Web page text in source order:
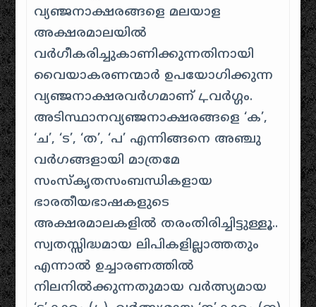
വ്യഞ്ജനാക്ഷരങ്ങളെ മലയാള
അക്ഷരമാലയിൽ
വർഗീകരിച്ചുകാണിക്കുന്നതിനായി
വൈയാകരണന്മാർ ഉപയോഗിക്കുന്ന
വ്യഞ്ജനാക്ഷരവർഗമാണ് ഺവർഗ്ഗം.
അടിസ്ഥാനവ്യഞ്ജനാക്ഷരങ്ങളെ ‘ക’,
‘ച’, ‘ട’, ‘ത’, ‘പ’ എന്നിങ്ങനെ അഞ്ചു
വർഗങ്ങളായി മാത്രമേ
സംസ്കൃതസംബന്ധികളായ
ഭാരതീയഭാഷകളുടെ
അക്ഷരമാലകളിൽ തരംതിരിച്ചിട്ടുള്ളൂ..
സ്വതസ്സിദ്ധമായ ലിപികളില്ലാത്തതും
എന്നാൽ ഉച്ചാരണത്തിൽ
നിലനിൽക്കുന്നതുമായ വർത്സ്യമായ